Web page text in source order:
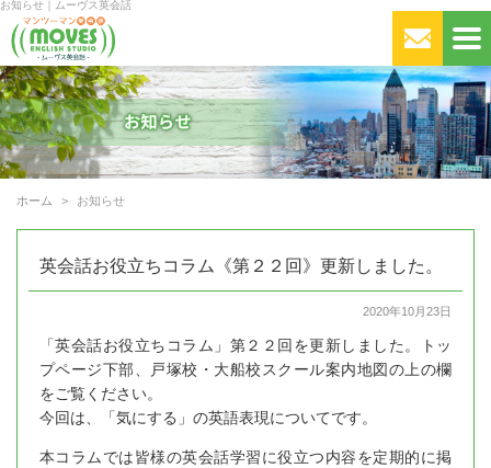
お知らせ｜ムーヴス英会話
ホーム お知らせ
英会話お役立ちコラム《第２２回》更新しました。
2020年10月23日
「英会話お役立ちコラム」第２２回を更新しました。トッ
プページ下部、戸塚校・大船校スクール案内地図の上の欄
をご覧ください。
今回は、「気にする」の英語表現についてです。
本コラムでは皆様の英会話学習に役立つ内容を定期的に掲